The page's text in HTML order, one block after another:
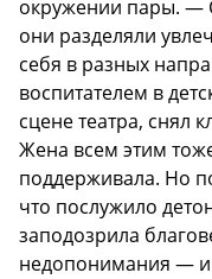
окружении пары. —
они разделяли
себя в разных
воспитателем в
сцене театра, снял
Жена всем этим
поддерживала. Но
что послужило
заподозрила
недопонимания — и